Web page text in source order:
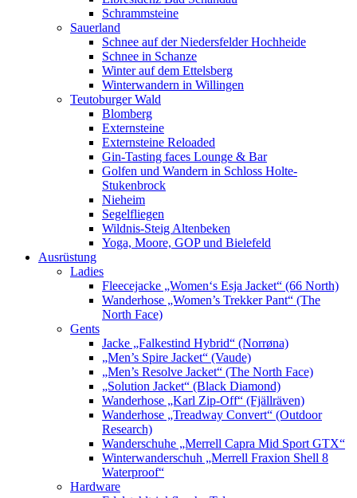
Schrammsteine
Sauerland
Schnee auf der Niedersfelder Hochheide
Schnee in Schanze
Winter auf dem Ettelsberg
Winterwandern in Willingen
Teutoburger Wald
Blomberg
Externsteine
Externsteine Reloaded
Gin-Tasting faces Lounge & Bar
Golfen und Wandern in Schloss Holte-
Stukenbrock
Nieheim
Segelfliegen
Wildnis-Steig Altenbeken
Yoga, Moore, GOP und Bielefeld
Ausrüstung
Ladies
Fleecejacke „Women‘s Esja Jacket“ (66 North)
Wanderhose „Women’s Trekker Pant“ (The
North Face)
Gents
Jacke „Falkestind Hybrid“ (Norrøna)
„Men’s Spire Jacket“ (Vaude)
„Men’s Resolve Jacket“ (The North Face)
„Solution Jacket“ (Black Diamond)
Wanderhose „Karl Zip-Off“ (Fjällräven)
Wanderhose „Treadway Convert“ (Outdoor
Research)
Wanderschuhe „Merrell Capra Mid Sport GTX“
Winterwanderschuh „Merrell Fraxion Shell 8
Waterproof“
Hardware